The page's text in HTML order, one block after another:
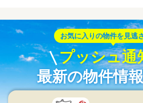
お気に入りの物件を見逃
プッシュ通
最新の物件情